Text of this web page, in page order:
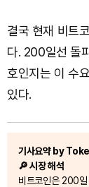
결국 현재 비트
다. 200일선 돌
호인지는 이 수
있다.
기사요약 by
🔎 시장 해석
비트코인은 200일